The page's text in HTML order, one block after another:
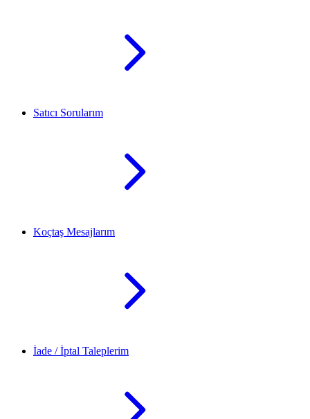
Satıcı Sorularım
Koçtaş Mesajlarım
İade / İptal Taleplerim